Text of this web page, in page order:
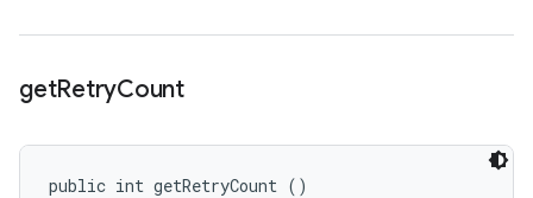
getRetryCount
public int getRetryCount ()